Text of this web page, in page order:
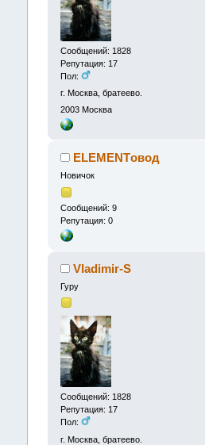
Сообщений: 1828
Репутация: 17
Пол:
г. Москва, братеево.
2003 Москва
ELEMENTовод
Новичок
Сообщений: 9
Репутация: 0
Vladimir-S
Гуру
Сообщений: 1828
Репутация: 17
Пол:
г. Москва, братеево.